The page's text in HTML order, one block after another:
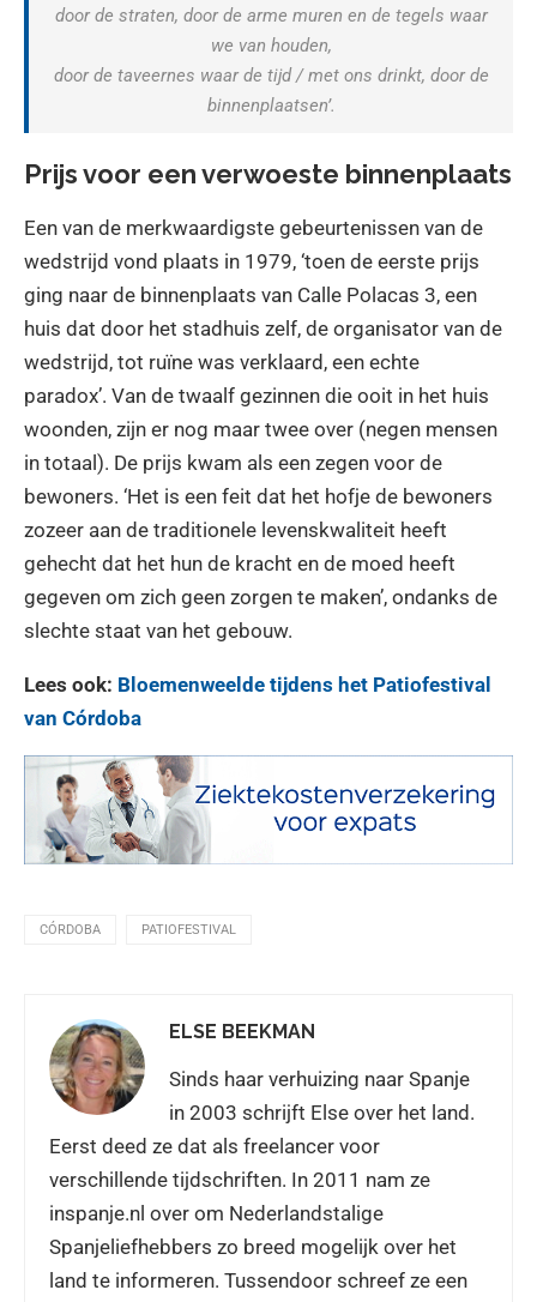
door de straten, door de arme muren en de tegels waar
we van houden,
door de taveernes waar de tijd / met ons drinkt, door de
binnenplaatsen’.
Prijs voor een verwoeste binnenplaats
Een van de merkwaardigste gebeurtenissen van de
wedstrijd vond plaats in 1979, ‘toen de eerste prijs
ging naar de binnenplaats van Calle Polacas 3, een
huis dat door het stadhuis zelf, de organisator van de
wedstrijd, tot ruïne was verklaard, een echte
paradox’. Van de twaalf gezinnen die ooit in het huis
woonden, zijn er nog maar twee over (negen mensen
in totaal). De prijs kwam als een zegen voor de
bewoners. ‘Het is een feit dat het hofje de bewoners
zozeer aan de traditionele levenskwaliteit heeft
gehecht dat het hun de kracht en de moed heeft
gegeven om zich geen zorgen te maken’, ondanks de
slechte staat van het gebouw.
Lees ook: Bloemenweelde tijdens het Patiofestival
van Córdoba
CÓRDOBA PATIOFESTIVAL
ELSE BEEKMAN
Sinds haar verhuizing naar Spanje
in 2003 schrijft Else over het land.
Eerst deed ze dat als freelancer voor
verschillende tijdschriften. In 2011 nam ze
inspanje.nl over om Nederlandstalige
Spanjeliefhebbers zo breed mogelijk over het
land te informeren. Tussendoor schreef ze een